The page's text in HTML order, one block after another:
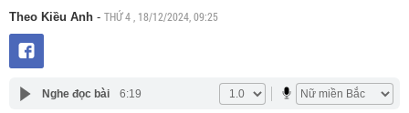
Theo Kiều Anh - THỨ 4 , 18/12/2024, 09:25
Nghe đọc bài 6:19